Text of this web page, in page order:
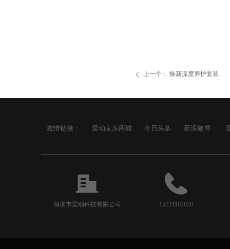
ꄴ 上一个： 焕新深度养护套装
深圳市爱动科技有限公司 15724102020
友情链接： 爱动京东商城 今日头条 新浪微博